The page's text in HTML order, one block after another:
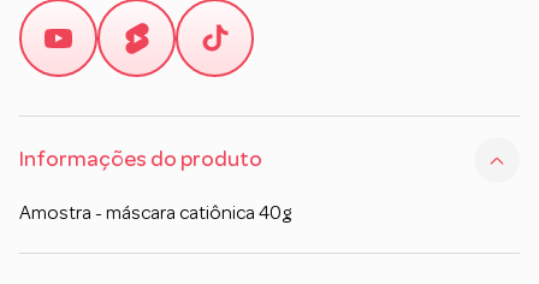
Informações do produto
Amostra - máscara catiônica 40g